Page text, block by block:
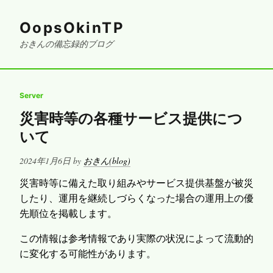
OopsOkinTP
おきんの備忘録的ブログ
Server
災害時等の各種サービス提供につ
いて
Posted
2024年1月6日 by おきん(blog)
災害時等に備えた取り組みやサービス提供基盤が被災
したり、運用を継続しづらくなった場合の運用上の優
先順位を掲載します。
この情報は参考情報であり実際の状況によって流動的
に変化する可能性があります。